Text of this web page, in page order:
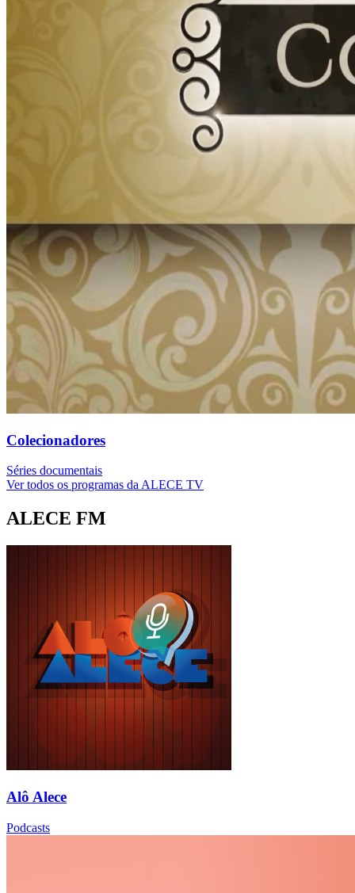
Colecionadores
Séries documentais
Ver todos os programas da ALECE TV
ALECE FM
Alô Alece
Podcasts